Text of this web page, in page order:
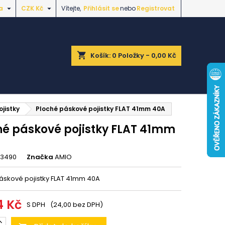
Vítejte, Přihlásit seneboRegistrovat
CZK Kč 

shopping_cart Košík: 0 Položky - 0,00 Kč
Ploché páskové pojistky FLAT 41mm 40A
páskové pojistky FLAT 41mm
Značka AMIO
pojistky FLAT 41mm 40A
Kč S DPH (24,00 bez DPH)